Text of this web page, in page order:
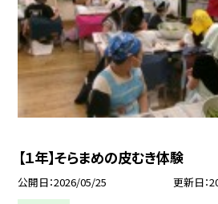
【１年】そらまめの皮むき体験
公開日 2026/05/25 更新日